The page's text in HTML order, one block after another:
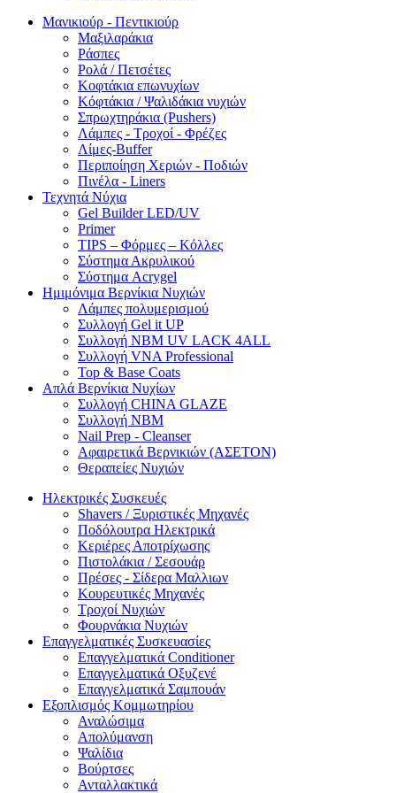
Μανικιούρ - Πεντικιούρ
Μαξιλαράκια
Ράσπες
Ρολά / Πετσέτες
Κοφτάκια επωνυχίων
Κόφτάκια / Ψαλιδάκια νυχιών
Σπρωχτηράκια (Pushers)
Λάμπες - Τροχοί - Φρέζες
Λίμες-Buffer
Περιποίηση Χεριών - Ποδιών
Πινέλα - Liners
Τεχνητά Νύχια
Gel Builder LED/UV
Primer
TIPS – Φόρμες – Κόλλες
Σύστημα Ακρυλικού
Σύστημα Acrygel
Ημιμόνιμα Βερνίκια Νυχιών
Λάμπες πολυμερισμού
Συλλογή Gel it UP
Συλλογή NBM UV LACK 4ALL
Συλλογή VNA Professional
Top & Base Coats
Απλά Βερνίκια Νυχίων
Συλλογή CHINA GLAZE
Συλλογή NBM
Nail Prep - Cleanser
Αφαιρετικά Βερνικιών (ΑΣΕΤΟΝ)
Θεραπείες Νυχιών
Ηλεκτρικές Συσκευές
Shavers / Ξυριστικές Μηχανές
Ποδόλουτρα Ηλεκτρικά
Κεριέρες Αποτρίχωσης
Πιστολάκια / Σεσουάρ
Πρέσες - Σίδερα Μαλλιων
Κουρευτικές Μηχανές
Τροχοί Νυχιών
Φουρνάκια Νυχιών
Επαγγελματικές Συσκευασίες
Επαγγελματικά Conditioner
Επαγγελματικά Oξυζενέ
Επαγγελματικά Σαμπουάν
Εξοπλισμός Κομμωτηρίου
Αναλώσιμα
Απολύμανση
Ψαλίδια
Βούρτσες
Ανταλλακτικά